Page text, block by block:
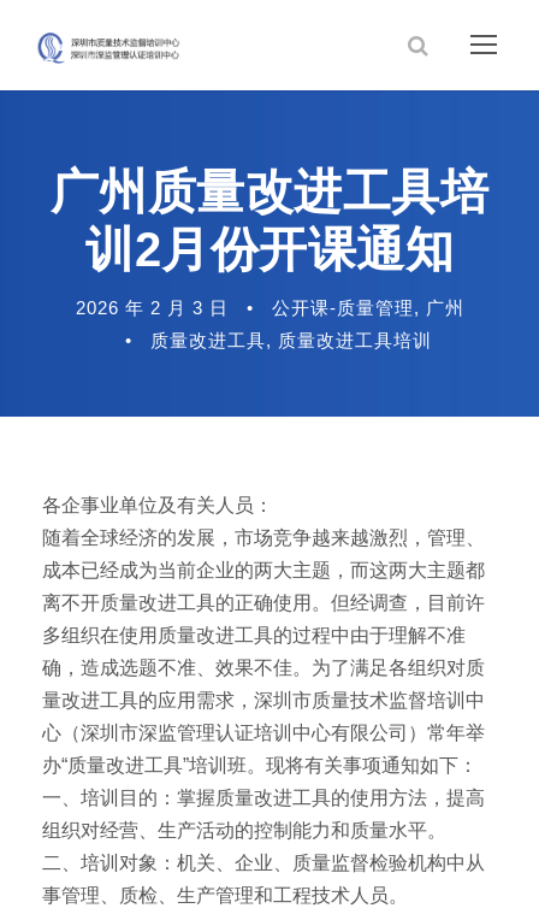
广州质量改进工具培
训2月份开课通知
2026 年 2 月 3 日 • 公开课-质量管理, 广州
•
质量改进工具, 质量改进工具培训
各企事业单位及有关人员：
随着全球经济的发展，市场竞争越来越激烈，管理、
成本已经成为当前企业的两大主题，而这两大主题都
离不开质量改进工具的正确使用。但经调查，目前许
多组织在使用质量改进工具的过程中由于理解不准
确，造成选题不准、效果不佳。为了满足各组织对质
量改进工具的应用需求，深圳市质量技术监督培训中
心（深圳市深监管理认证培训中心有限公司）常年举
办“质量改进工具”培训班。现将有关事项通知如下：
一、培训目的：掌握质量改进工具的使用方法，提高
组织对经营、生产活动的控制能力和质量水平。
二、培训对象：机关、企业、质量监督检验机构中从
事管理、质检、生产管理和工程技术人员。